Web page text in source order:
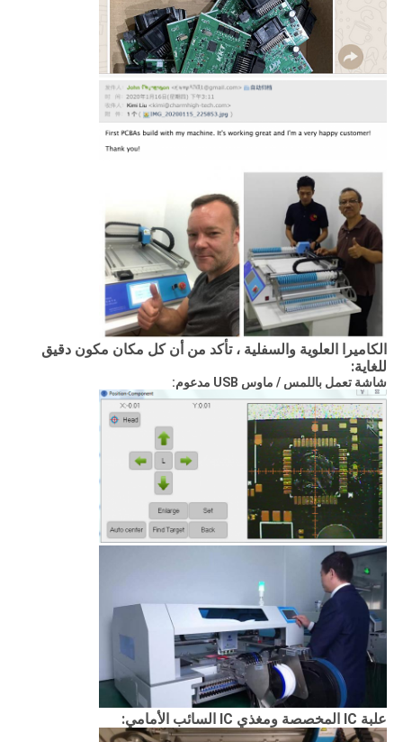
الكاميرا العلوية والسفلية ، تأكد من أن كل مكان مكون دقيق
للغاية:
شاشة تعمل باللمس / ماوس USB مدعوم:
علبة IC المخصصة ومغذي IC السائب الأمامي: